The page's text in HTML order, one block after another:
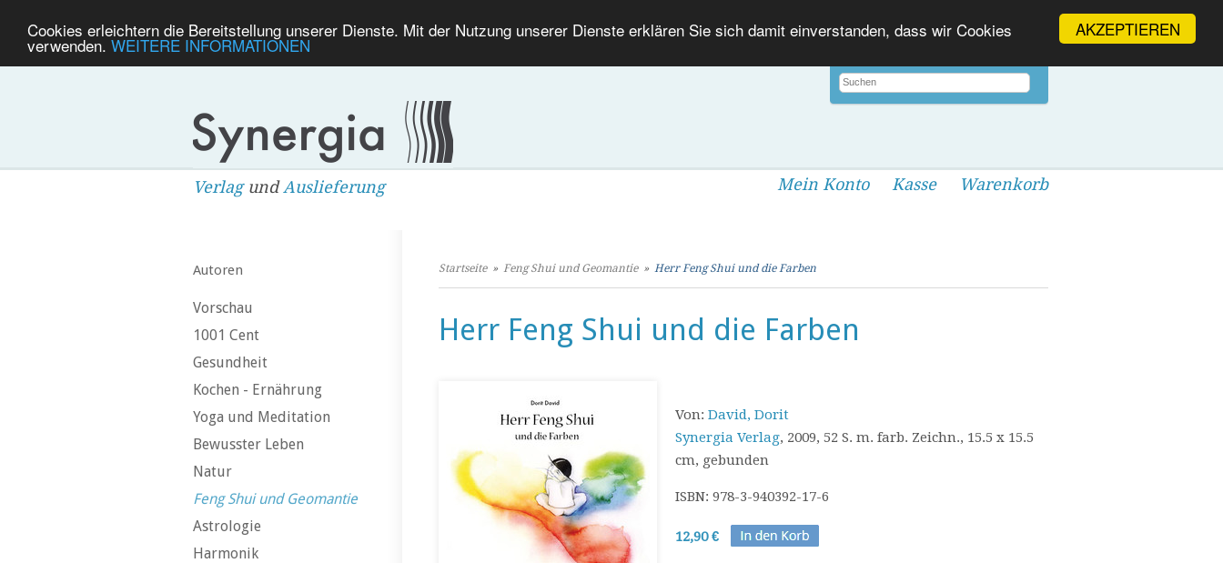
AKZEPTIEREN
Cookies erleichtern die Bereitstellung unserer Dienste. Mit der Nutzung unserer Dienste erklären Sie sich damit einverstanden, dass wir Cookies
verwenden. WEITERE INFORMATIONEN
VerlagundAuslieferung Mein Konto Kasse Warenkorb
Autoren
Vorschau
1001 Cent
Gesundheit
Kochen - Ernährung
Yoga und Meditation
Bewusster Leben
Natur
Feng Shui und Geomantie
Astrologie
Harmonik
Startseite» Feng Shui und Geomantie» Herr Feng Shui und die Farben
Herr Feng Shui und die Farben
Von: David, Dorit
Synergia Verlag, 2009, 52 S. m. farb. Zeichn., 15.5 x 15.5
cm, gebunden
ISBN: 978-3-940392-17-6
12,90 €